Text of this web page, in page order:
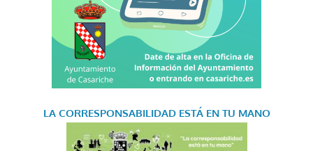
LA CORRESPONSABILIDAD ESTÁ EN TU MANO